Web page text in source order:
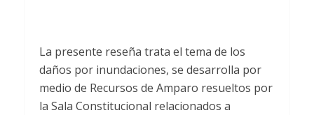
La presente reseña trata el tema de los
daños por inundaciones, se desarrolla por
medio de Recursos de Amparo resueltos por
la Sala Constitucional relacionados a